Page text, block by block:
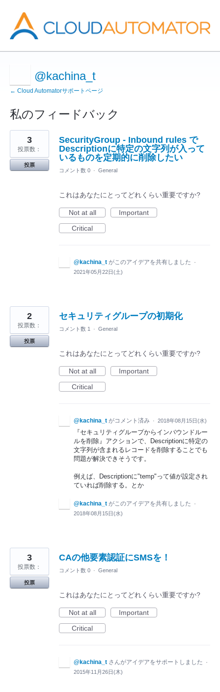
@kachina_t
← Cloud Automatorサポートページ
私のフィードバック
29
っ
た
SecurityGroup - Inbound rules で
Descriptionに特定の文字列が入って
いるものを定期的に削除したい
3
投票数：
投票
コメント数 0 · General
これはあなたにとってどれくらい重要ですか?
Not at all
Important
Critical
@kachina_t がこのアイデアを共有しました ·
2021年05月22日(土)
セキュリティグループの初期化
2
投票数：
投票
コメント数 1 · General
これはあなたにとってどれくらい重要ですか?
Not at all
Important
Critical
@kachina_t がコメント済み · 2018年08月15日(水)
『セキュリティグループからインバウンドルー
ルを削除』アクションで、Descriptionに特定の
文字列が含まれるレコードを削除することでも
問題が解決できそうです。
例えば、Descriptionに"temp"って値が設定され
ていれば削除する。とか
@kachina_t がこのアイデアを共有しました ·
2018年08月15日(水)
CAの他要素認証にSMSを！
3
投票数：
投票
コメント数 0 · General
これはあなたにとってどれくらい重要ですか?
Not at all
Important
Critical
@kachina_t さんがアイデアをサポートしました ·
2015年11月26日(木)